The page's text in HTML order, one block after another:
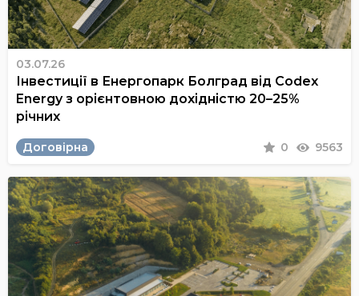
03.07.26
Інвестиції в Енергопарк Болград від Codex
Energy з орієнтовною дохідністю 20–25%
річних
Договірна 0 9563